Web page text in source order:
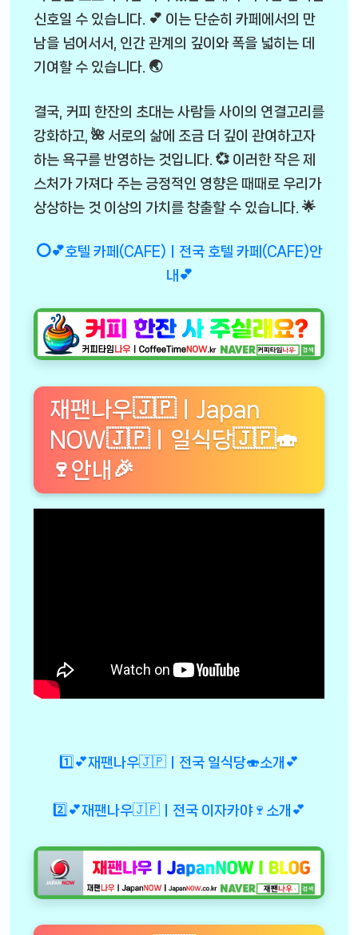
신호일 수 있습니다. 💕 이는 단순히 카페에서의 만
남을 넘어서서, 인간 관계의 깊이와 폭을 넓히는 데
기여할 수 있습니다. 🌏
결국, 커피 한잔의 초대는 사람들 사이의 연결고리를
강화하고, 🌺 서로의 삶에 조금 더 깊이 관여하고자
하는 욕구를 반영하는 것입니다. 💞 이러한 작은 제
스처가 가져다 주는 긍정적인 영향은 때때로 우리가
상상하는 것 이상의 가치를 창출할 수 있습니다. 🌟
⭕💕호텔 카페(CAFE)ㅣ전국 호텔 카페(CAFE)안
내💕
재팬나우🇯🇵ㅣJapan
NOW🇯🇵ㅣ일식당🇯🇵🍣
🍷안내🎉
1️⃣💕재팬나우🇯🇵ㅣ전국 일식당🍣소개💕
2️⃣💕재팬나우🇯🇵ㅣ전국 이자카야🍷소개💕